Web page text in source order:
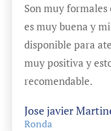
Son muy
es muy buena y
disponible para
muy positiva y
recomendable.
Jose javier
Ronda